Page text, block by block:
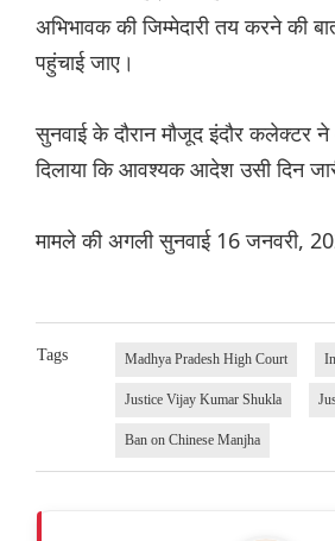
अभिभावक की जिम्मेदारी तय करने की
पहुंचाई जाए।
सुनवाई के दौरान मौजूद इंदौर कलेक्टर
दिलाया कि आवश्यक आदेश उसी दिन
मामले की अगली सुनवाई 16 जनवरी,
Tags Madhya Pradesh High Court
Justice Vijay Kumar Shukla
Ban on Chinese Manjha